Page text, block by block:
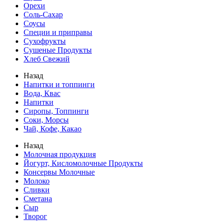
Орехи
Соль-Сахар
Соусы
Специи и приправы
Сухофрукты
Сушеные Продукты
Хлеб Свежий
Назад
Напитки и топпинги
Вода, Квас
Напитки
Сиропы, Топпинги
Соки, Морсы
Чай, Кофе, Какао
Назад
Молочная продукция
Йогурт, Кисломолочные Продукты
Консервы Молочные
Молоко
Сливки
Сметана
Сыр
Творог